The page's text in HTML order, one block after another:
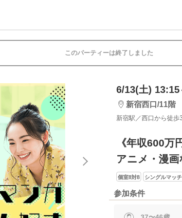
このパーティーは終了しました
6/13(土)
新宿西口/11階
新宿駅／西口から徒歩
《年収600万
アニメ・漫
個室8対8 シングルマッ
参加条件